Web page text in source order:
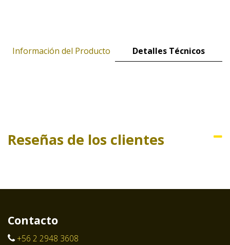
Información del Producto Detalles Técnicos
Reseñas de los clientes
Contacto
+56 2 2948 3608